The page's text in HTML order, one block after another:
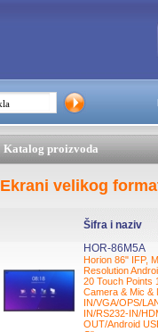
Katalog proizvoda
Ekrani velikog
Šifra i naziv
HOR-86M5A
Horion 86" IFP,
Resolution
20 Touch Points
Camera & Mic &
IN/VGA/OPS/
IN/RS232-IN/
OUT/Android